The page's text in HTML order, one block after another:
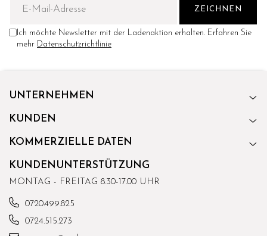
Ich möchte Newsletter mit der Ladenaktion erhalten. Erfahren Sie
mehr Datenschutzrichtlinie
UNTERNEHMEN
KUNDEN
KOMMERZIELLE DATEN
KUNDENUNTERSTÜTZUNG
MONTAG - FREITAG 8.30-17.00 UHR
0720.499.825
0724.515.273